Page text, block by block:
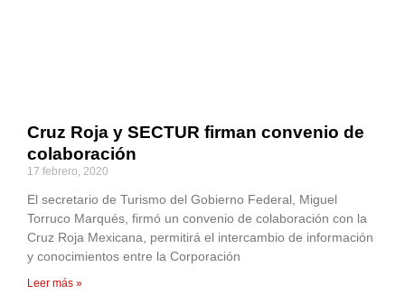
Cruz Roja y SECTUR firman convenio de
colaboración
17 febrero, 2020
El secretario de Turismo del Gobierno Federal, Miguel
Torruco Marqués, firmó un convenio de colaboración con la
Cruz Roja Mexicana, permitirá el intercambio de información
y conocimientos entre la Corporación
Leer más »